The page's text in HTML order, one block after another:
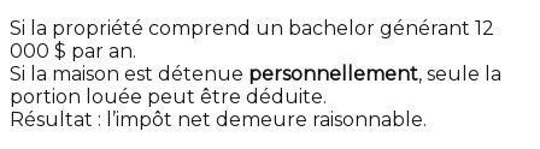
Si la propriété comprend un bachelor générant 12
000 $ par an.
Si la maison est détenue personnellement, seule la
portion louée peut être déduite.
Résultat : l’impôt net demeure raisonnable.